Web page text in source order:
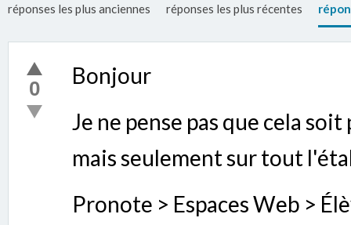
réponses les plus anciennes réponses les plus récentes
0
Bonjour
Je ne pense pas que cela
mais seulement sur tout
Pronote > Espaces Web >